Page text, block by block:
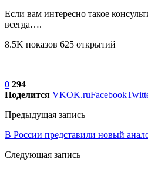
Если вам интересно такое
всегда….
8.5K показов 625 открытий
0 294
Поделится VKOK.ruFacebook
Предыдущая запись
В России представили новый
Следующая запись